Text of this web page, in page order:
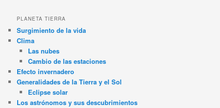
PLANETA TIERRA
Surgimiento de la vida
Clima
Las nubes
Cambio de las estaciones
Efecto invernadero
Generalidades de la Tierra y el Sol
Eclipse solar
Los astrónomos y sus descubrimientos